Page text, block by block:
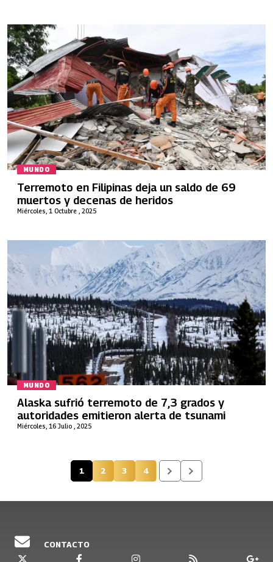
MUNDO
Miércoles, 1 Octubre , 2025
Terremoto en Filipinas deja un saldo de 69
muertos y decenas de heridos
MUNDO
Miércoles, 16 Julio , 2025
Alaska sufrió terremoto de 7,3 grados y
autoridades emitieron alerta de tsunami
Página actual
1 Página
2 Página
3 Página
4
CONTACTO